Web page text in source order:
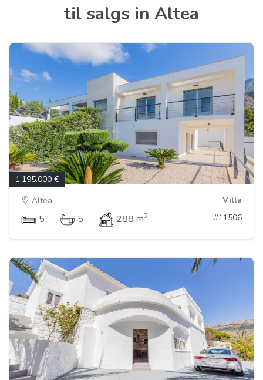
til salgs in Altea
1.195.000 €
Altea
Villa
5 5 288 m2 #11506